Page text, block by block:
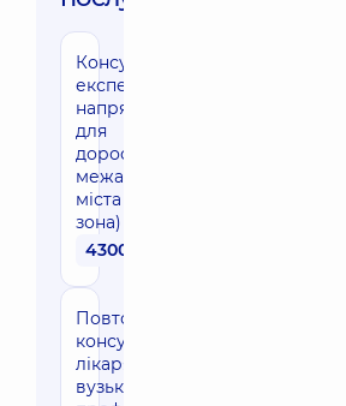
Консультація
експерта
напрямку
для
дорослих за
межами
міста (30 км
зона)
4300 грн
Повторна
консультація
лікаря
вузького